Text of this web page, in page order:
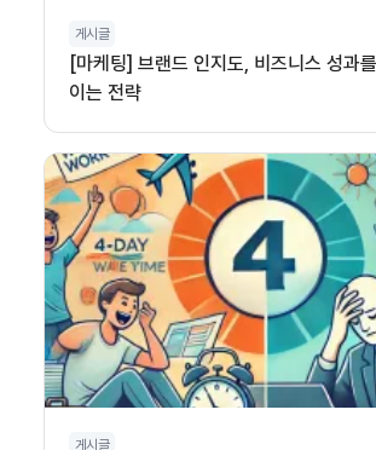
게시글
[마케팅] 브랜드 인지도, 비즈니스 성과
이는 전략
게시글